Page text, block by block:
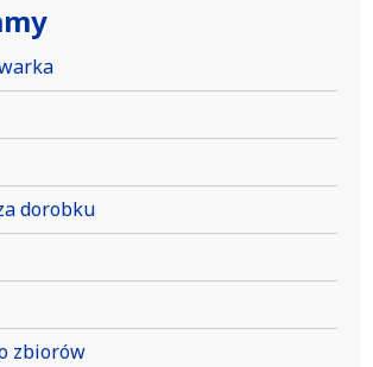
dorobku
zbiorów